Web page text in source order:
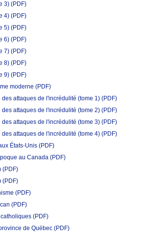
3) (PDF)
4) (PDF)
5) (PDF)
6) (PDF)
7) (PDF)
8) (PDF)
9) (PDF)
moderne (PDF)
attaques de l'incrédulité (tome 1) (PDF)
attaques de l'incrédulité (tome 2) (PDF)
attaques de l'incrédulité (tome 3) (PDF)
attaques de l'incrédulité (tome 4) (PDF)
États-Unis (PDF)
au Canada (PDF)
(PDF)
(PDF)
(PDF)
(PDF)
(PDF)
de Québec (PDF)